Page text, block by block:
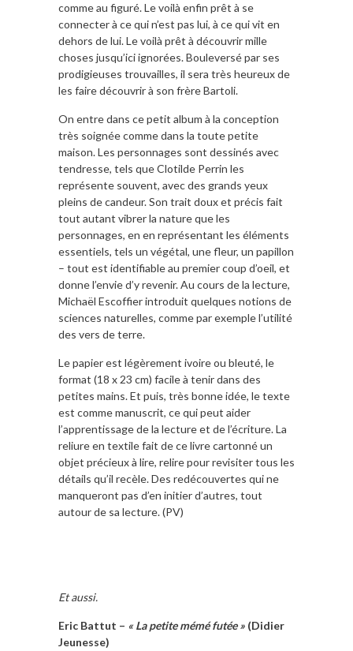
comme au figuré. Le voilà enfin prêt à se
connecter à ce qui n’est pas lui, à ce qui vit en
dehors de lui. Le voilà prêt à découvrir mille
choses jusqu’ici ignorées. Bouleversé par ses
prodigieuses trouvailles, il sera très heureux de
les faire découvrir à son frère Bartoli.
On entre dans ce petit album à la conception
très soignée comme dans la toute petite
maison. Les personnages sont dessinés avec
tendresse, tels que Clotilde Perrin les
représente souvent, avec des grands yeux
pleins de candeur. Son trait doux et précis fait
tout autant vibrer la nature que les
personnages, en en représentant les éléments
essentiels, tels un végétal, une fleur, un papillon
– tout est identifiable au premier coup d’oeil, et
donne l’envie d’y revenir. Au cours de la lecture,
Michaël Escoffier introduit quelques notions de
sciences naturelles, comme par exemple l’utilité
des vers de terre.
Le papier est légèrement ivoire ou bleuté, le
format (18 x 23 cm) facile à tenir dans des
petites mains. Et puis, très bonne idée, le texte
est comme manuscrit, ce qui peut aider
l’apprentissage de la lecture et de l’écriture. La
reliure en textile fait de ce livre cartonné un
objet précieux à lire, relire pour revisiter tous les
détails qu’il recèle. Des redécouvertes qui ne
manqueront pas d’en initier d’autres, tout
autour de sa lecture. (PV)
Et aussi.
Eric Battut – « La petite mémé futée » (Didier
Jeunesse)